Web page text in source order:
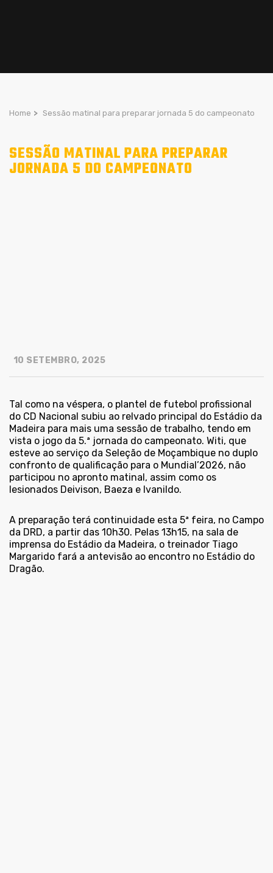
Home > Sessão matinal para preparar jornada 5 do campeonato
SESSÃO MATINAL PARA PREPARAR
JORNADA 5 DO CAMPEONATO
10 SETEMBRO, 2025
Tal como na véspera, o plantel de futebol profissional
do CD Nacional subiu ao relvado principal do Estádio da
Madeira para mais uma sessão de trabalho, tendo em
vista o jogo da 5.ª jornada do campeonato. Witi, que
esteve ao serviço da Seleção de Moçambique no duplo
confronto de qualificação para o Mundial’2026, não
participou no apronto matinal, assim como os
lesionados Deivison, Baeza e Ivanildo.
A preparação terá continuidade esta 5ª feira, no Campo
da DRD, a partir das 10h30. Pelas 13h15, na sala de
imprensa do Estádio da Madeira, o treinador Tiago
Margarido fará a antevisão ao encontro no Estádio do
Dragão.